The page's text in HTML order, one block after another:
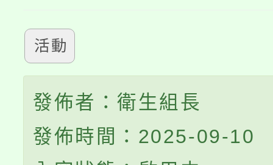
活動
發佈者：衛生組長
發佈時間：2025-09-10